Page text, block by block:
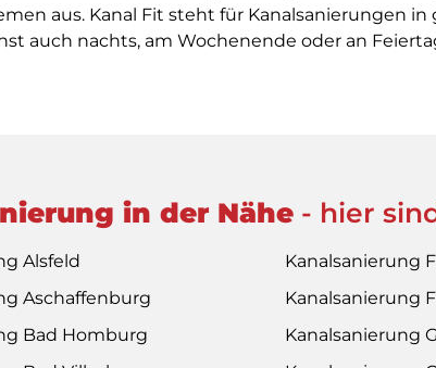
aus. Kanal Fit steht für Kanalsanierungen
auch nachts, am Wochenende oder an
in der Nähe - hier
Alsfeld
Aschaffenburg
Bad Homburg
Kanalsanierung
Kanalsanierung
Kanalsanierung